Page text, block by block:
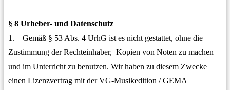
§ 8 Urheber- und Datenschutz
1. Gemäß § 53 Abs. 4 UrhG ist es nicht gestattet, ohne die
Zustimmung der Rechteinhaber, Kopien von Noten zu machen
und im Unterricht zu benutzen. Wir haben zu diesem Zwecke
einen Lizenzvertrag mit der VG-Musikedition / GEMA